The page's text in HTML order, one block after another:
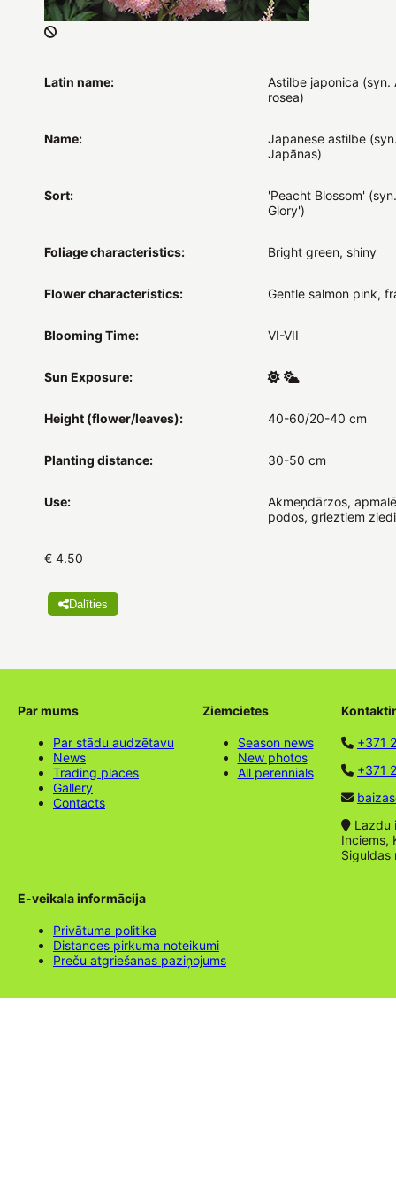
Latin name:
Astilbe japonica (syn.
rosea)
Name:
Japanese astilbe
Japānas)
Sort:
'Peacht Blossom'
Glory')
Foliage characteristics: Bright green, shiny
Flower characteristics: Gentle salmon pink,
Blooming Time: VI-VII
Sun Exposure:
Height (flower/leaves): 40-60/20-40 cm
Planting distance: 30-50 cm
Use:
Akmeņdārzos,
podos, grieztiem
€ 4.50
Dalīties
Par mums
Par stādu audzētavu
News
Trading places
Gallery
Contacts
Ziemcietes
Season news
New photos
All perennials
+371
+371
Lazdu
Inciems,
Siguldas
E-veikala informācija
Privātuma politika
Distances pirkuma noteikumi
Preču atgriešanas paziņojums